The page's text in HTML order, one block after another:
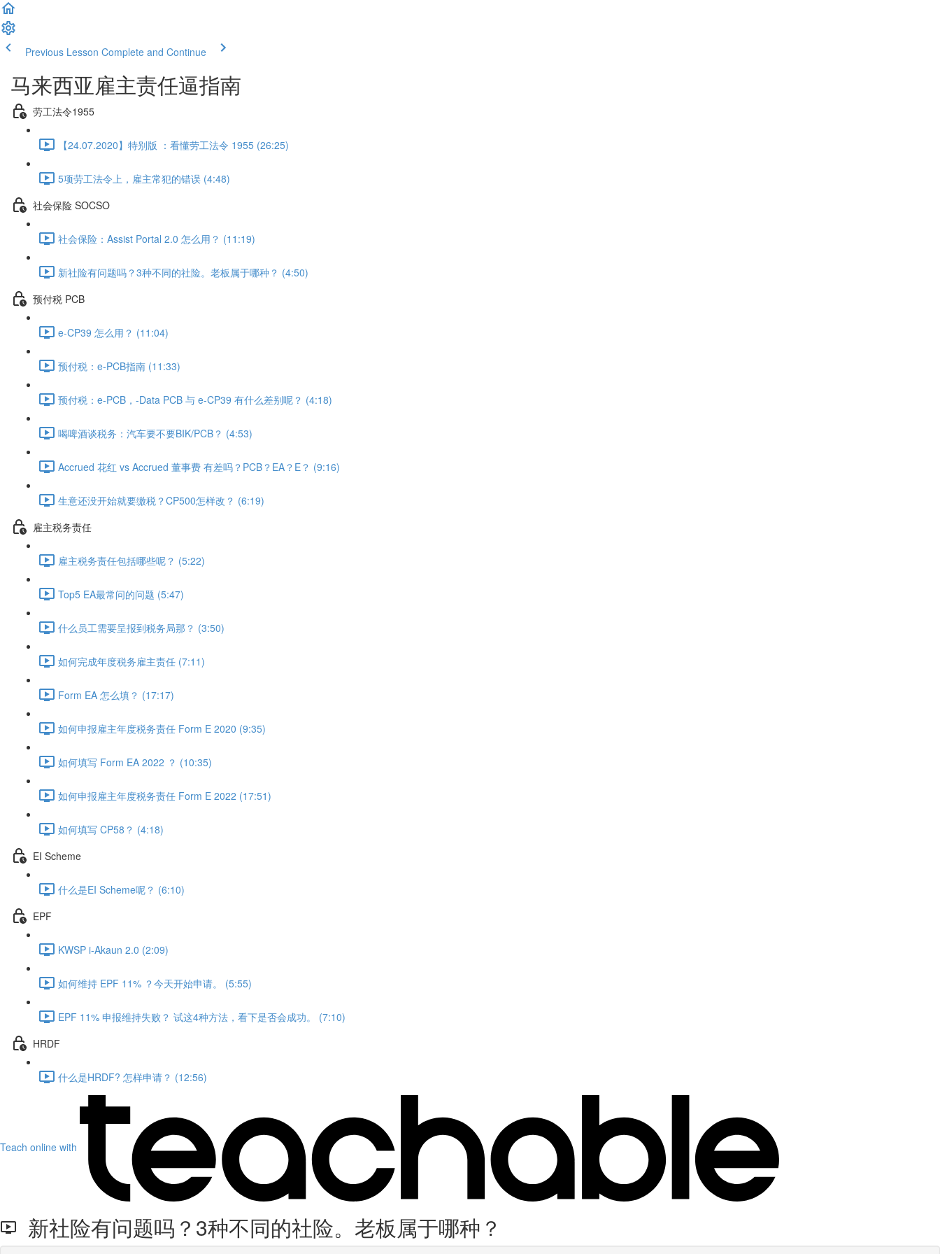
Previous Lesson Complete and Continue
马来西亚雇主责任逼指南
劳工法令1955
【24.07.2020】特别版 ：看懂劳工法令 1955 (26:25)
5项劳工法令上，雇主常犯的错误 (4:48)
社会保险 SOCSO
社会保险：Assist Portal 2.0 怎么用？ (11:19)
新社险有问题吗？3种不同的社险。老板属于哪种？ (4:50)
预付税 PCB
e-CP39 怎么用？ (11:04)
预付税：e-PCB指南 (11:33)
预付税：e-PCB，-Data PCB 与 e-CP39 有什么差别呢？ (4:18)
喝啤酒谈税务：汽车要不要BIK/PCB？ (4:53)
Accrued 花红 vs Accrued 董事费 有差吗？PCB？EA？E？ (9:16)
生意还没开始就要缴税？CP500怎样改？ (6:19)
雇主税务责任
雇主税务责任包括哪些呢？ (5:22)
Top5 EA最常问的问题 (5:47)
什么员工需要呈报到税务局那？ (3:50)
如何完成年度税务雇主责任 (7:11)
Form EA 怎么填？ (17:17)
如何申报雇主年度税务责任 Form E 2020 (9:35)
如何填写 Form EA 2022 ？ (10:35)
如何申报雇主年度税务责任 Form E 2022 (17:51)
如何填写 CP58？ (4:18)
EI Scheme
什么是EI Scheme呢？ (6:10)
EPF
KWSP i-Akaun 2.0 (2:09)
如何维持 EPF 11% ？今天开始申请。 (5:55)
EPF 11% 申报维持失败？ 试这4种方法，看下是否会成功。 (7:10)
HRDF
什么是HRDF? 怎样申请？ (12:56)
Teach online with
新社险有问题吗？3种不同的社险。老板属于哪种？